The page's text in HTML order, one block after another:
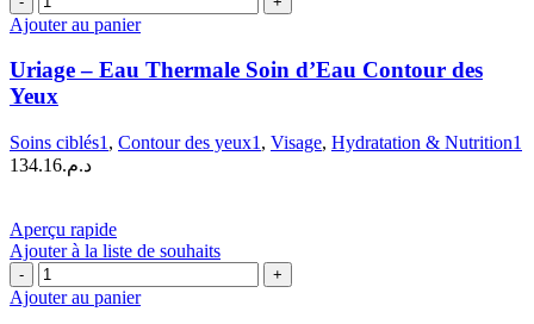
de
–
Eau
Thermale
d’Eau
Contour
Ajouter au panier
Uriage – Eau Thermale Soin d’Eau Contour des
Yeux
Soins ciblés1 , Contour des yeux1 , Visage, Hydratation & Nutrition1
د.م.134.16
Aperçu rapide
Ajouter à la liste de souhaits
quantité
de
Ajouter au panier